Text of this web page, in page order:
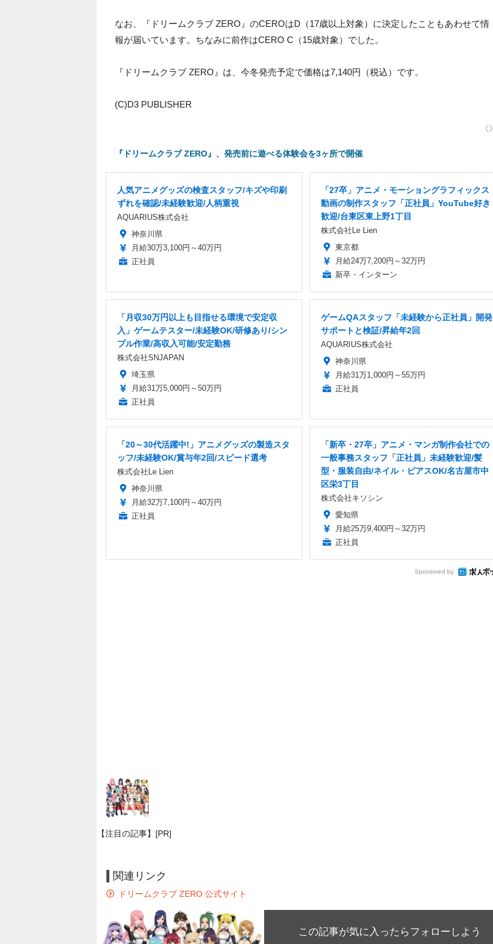
なお、『ドリームクラブ ZERO』のCEROはD（17歳以上対象）に決定したこともあわせて情
報が届いています。ちなみに前作はCERO C（15歳対象）でした。
『ドリームクラブ ZERO』は、今冬発売予定で価格は7,140円（税込）です。
(C)D3 PUBLISHER
《》
『ドリームクラブ ZERO』、発売前に遊べる体験会を3ヶ所で開催
人気アニメグッズの検査スタッフ/キズや印刷
ずれを確認/未経験歓迎/人柄重視
AQUARIUS株式会社
神奈川県
月給30万3,100円～40万円
正社員
「27卒」アニメ・モーショングラフィックス
動画の制作スタッフ「正社員」YouTube好き
歓迎/台東区東上野1丁目
株式会社Le Lien
東京都
月給24万7,200円～32万円
新卒・インターン
「月収30万円以上も目指せる環境で安定収
入」ゲームテスター/未経験OK/研修あり/シン
プル作業/高収入可能/安定勤務
株式会社SNJAPAN
埼玉県
月給31万5,000円～50万円
正社員
ゲームQAスタッフ「未経験から正社員」開発
サポートと検証/昇給年2回
AQUARIUS株式会社
神奈川県
月給31万1,000円～55万円
正社員
「20～30代活躍中!」アニメグッズの製造スタ
ッフ/未経験OK/賞与年2回/スピード選考
株式会社Le Lien
神奈川県
月給32万7,100円～40万円
正社員
「新卒・27卒」アニメ・マンガ制作会社での
一般事務スタッフ「正社員」未経験歓迎/髪
型・服装自由/ネイル・ピアスOK/名古屋市中
区栄3丁目
株式会社キソシン
愛知県
月給25万9,400円～32万円
正社員
Sponsored by
【注目の記事】[PR]
関連リンク
ドリームクラブ ZERO 公式サイト
この記事が気に入ったらフォローしよう